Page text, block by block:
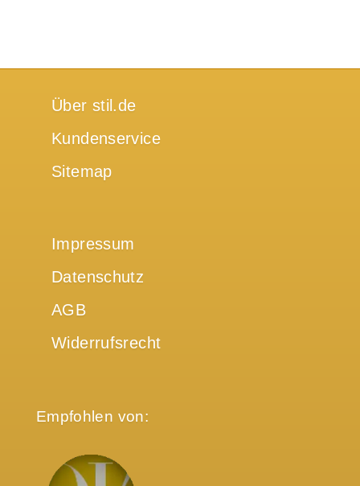
Über stil.de
Kundenservice
Sitemap
Impressum
Datenschutz
AGB
Widerrufsrecht
Empfohlen von: